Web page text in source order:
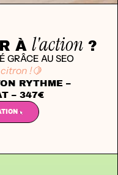
À l'action ?
GRÂCE AU SEO
!🍋
RYTHME –
– 347€